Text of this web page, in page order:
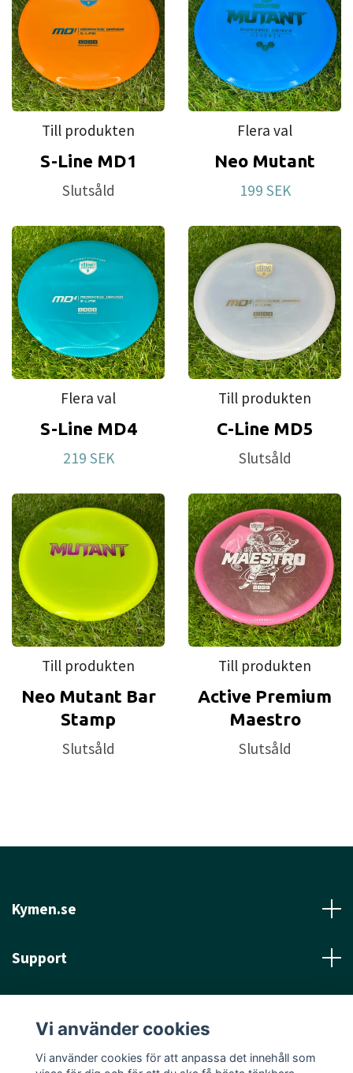
Till produkten
S-Line MD1
Slutsåld
Flera val
Neo Mutant
199 SEK
Flera val
S-Line MD4
219 SEK
Till produkten
C-Line MD5
Slutsåld
Till produkten
Neo Mutant Bar
Stamp
Slutsåld
Till produkten
Active Premium
Maestro
Slutsåld
Kymen.se
Support
Sociala medier
Vi använder cookies
Vi använder cookies för att anpassa det innehåll som